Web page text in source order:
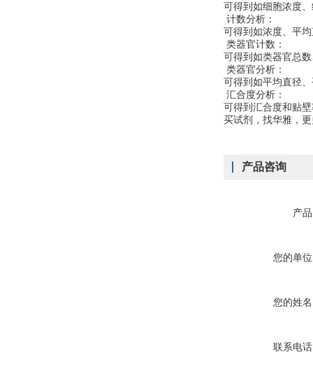
可得到如细胞浓度
计数分析：
可得到如浓度、平
类器官计数：
可得到如类器官总
类器官分析：
可得到如平均直径
汇合度分析：
可得到汇合度和贴
买试剂，找华雅，
产品咨询
产
您的单
您的姓
联系电